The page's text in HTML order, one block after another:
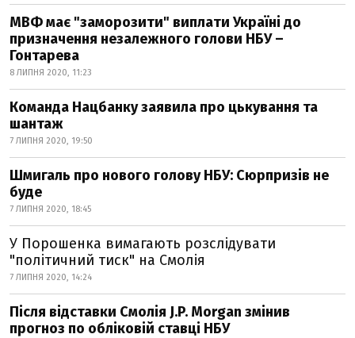
МВФ має "заморозити" виплати Україні до
призначення незалежного голови НБУ –
Гонтарева
8 ЛИПНЯ 2020, 11:23
Команда Нацбанку заявила про цькування та
шантаж
7 ЛИПНЯ 2020, 19:50
Шмигаль про нового голову НБУ: Сюрпризів не
буде
7 ЛИПНЯ 2020, 18:45
У Порошенка вимагають розслідувати
"політичний тиск" на Смолія
7 ЛИПНЯ 2020, 14:24
Після відставки Смолія J.P. Morgan змінив
прогноз по обліковій ставці НБУ